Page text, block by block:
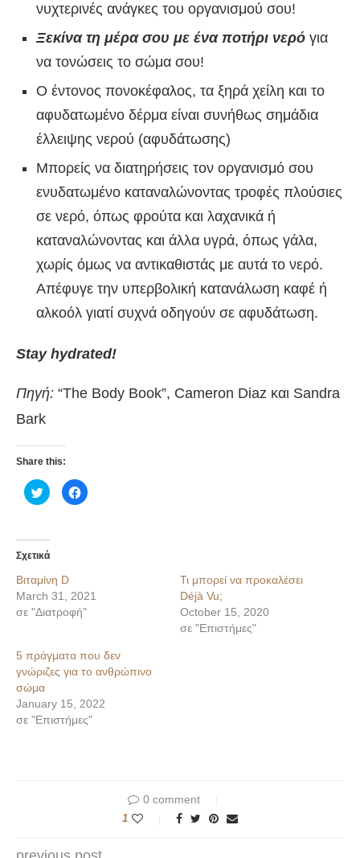
νυχτερινές ανάγκες του οργανισμού σου!
Ξεκίνα τη μέρα σου με ένα ποτήρι νερό για
να τονώσεις το σώμα σου!
Ο έντονος πονοκέφαλος, τα ξηρά χείλη και το
αφυδατωμένο δέρμα είναι συνήθως σημάδια
έλλειψης νερού (αφυδάτωσης)
Μπορείς να διατηρήσεις τον οργανισμό σου
ενυδατωμένο καταναλώνοντας τροφές πλούσιες
σε νερό, όπως φρούτα και λαχανικά ή
καταναλώνοντας και άλλα υγρά, όπως γάλα,
χωρίς όμως να αντικαθιστάς με αυτά το νερό.
Απέφυγε την υπερβολική κατανάλωση καφέ ή
αλκοόλ γιατί συχνά οδηγούν σε αφυδάτωση.
Stay hydrated!
Πηγή: “The Body Book”, Cameron Diaz και Sandra
Bark
Share this:
Κλικ
για
κοινοποίηση
σε
νέο
παράθυρο)
Πατήστε
για
Σχετικά
Βιταμίνη D
March 31, 2021
σε "Διατροφή"
Τι μπορεί να προκαλέσει
Déjà Vu;
October 15, 2020
σε "Επιστήμες"
5 πράγματα που δεν
γνώριζες για το ανθρώπινο
σώμα
January 15, 2022
σε "Επιστήμες"
0 comment
1